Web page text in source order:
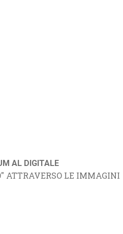
AL DIGITALE
ATTRAVERSO LE IMMAGINI